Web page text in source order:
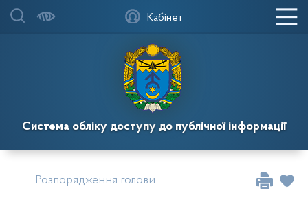
Система обліку доступу до публічної інформації
Кабінет
Розпорядження голови